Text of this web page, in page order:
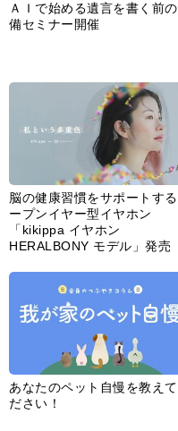
ＡＩで始める遺言を書く前
備セミナー開催
脳の健康習慣をサポートす
ープンイヤー型イヤホン
「kikippa イヤホン
HERALBONY モデル」発売
あなたのペット自慢を教えて
ださい！